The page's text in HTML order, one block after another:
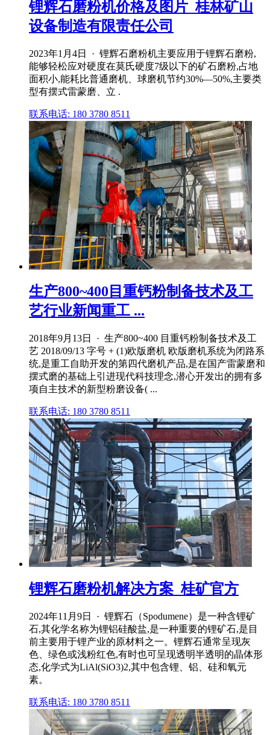
锂辉石磨粉机价格及图片_桂林矿山
设备制造有限责任公司
2023年1月4日 · 锂辉石磨粉机主要应用于锂辉石磨粉,
能够轻松应对硬度在莫氏硬度7级以下的矿石磨粉,占地
面积小,能耗比普通磨机、球磨机节约30%—50%,主要类
型有摆式雷蒙磨、立 .
联系电话: 180 3780 8511
生产800~400目重钙粉制备技术及工
艺行业新闻重工 ...
2018年9月13日 · 生产800~400 目重钙粉制备技术及工
艺 2018/09/13 字号 + (1)欧版磨机 欧版磨机系统为闭路系
统,是重工自助开发的第四代磨机产品,是在国产雷蒙磨和
摆式磨的基础上引进现代科技理念,潜心开发出的拥有多
项自主技术的新型粉磨设备( ...
联系电话: 180 3780 8511
锂辉石磨粉机解决方案_桂矿官方
2024年11月9日 · 锂辉石（Spodumene）是一种含锂矿
石,其化学名称为锂铝硅酸盐,是一种重要的锂矿石,是目
前主要用于锂产业的原材料之一。锂辉石通常呈现灰
色、绿色或浅粉红色,有时也可呈现透明半透明的晶体形
态,化学式为LiAl(SiO3)2,其中包含锂、铝、硅和氧元
素。
联系电话: 180 3780 8511